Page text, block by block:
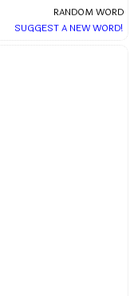
RANDOM WORD
SUGGEST A NEW WORD!